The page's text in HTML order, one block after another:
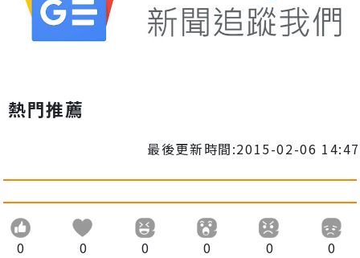
熱門推薦
最後更新時間:2015-02-06 14:47
0 0 0 0 0 0